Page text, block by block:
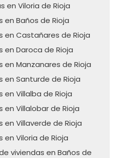
en Viloria de Rioja
en Baños de Rioja
en Castañares de Rioja
en Daroca de Rioja
en Manzanares de Rioja
en Santurde de Rioja
en Villalba de Rioja
en Villalobar de Rioja
en Villaverde de Rioja
en Viloria de Rioja
viviendas en Baños de